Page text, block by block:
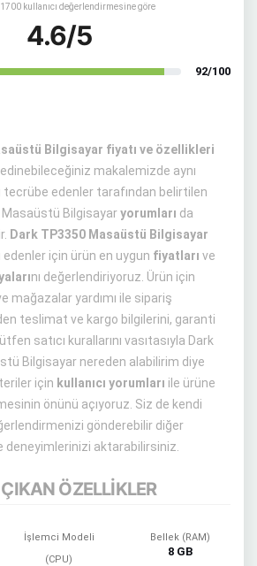
kullanıcı değerlendirmesine göre
4.6/5
92/100
Bilgisayar fiyatı ve özellikleri
edinebileceğiniz makalemizde aynı
edenler tarafından belirtilen
Masaüstü Bilgisayaryorumları da
Dark TP3350 Masaüstü Bilgisayar
edenler için ürün en uygun fiyatları ve
nı değerlendiriyoruz. Ürün için
mağazalar yardımı ile sipariş
teslimat ve kargo bilgilerini, garanti
satıcı kurallarını vasıtasıyla Dark
Bilgisayar nereden alabilirim diye
için kullanıcı yorumları ile ürüne
önünü açıyoruz. Siz de kendi
gönderebilir diğer
deneyimlerinizi aktarabilirsiniz.
ÖZELLİKLER
İşlemci Modeli
(CPU)
Bellek (RAM)
8 GB